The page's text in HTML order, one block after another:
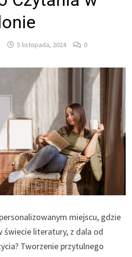
5 listopada, 2024 0
miejscu, gdzie
świecie literatury, z dala od
Tworzenie przytulnego